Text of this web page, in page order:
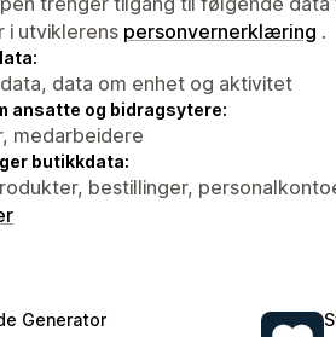
i utviklerens personvernerklæring .
data om enhet og aktivitet
ansatte og bidragsytere:
medarbeidere
butikkdata:
bestillinger,
Generator